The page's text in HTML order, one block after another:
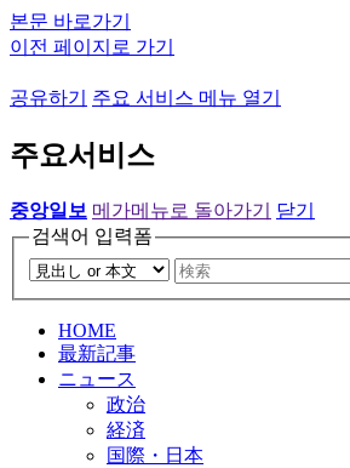
본문 바로가기
이전 페이지로 가기
공유하기 주요 서비스 메뉴 열기
주요서비스
중앙일보 메가메뉴로 돌아가기
닫기
검색어 입력폼
HOME
最新記事
ニュース
政治
経済
国際・日本